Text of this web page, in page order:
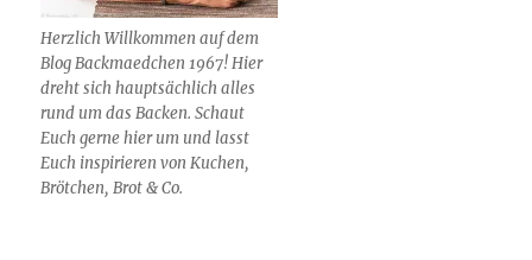
Herzlich Willkommen auf dem
Blog Backmaedchen 1967! Hier
dreht sich hauptsächlich alles
rund um das Backen. Schaut
Euch gerne hier um und lasst
Euch inspirieren von Kuchen,
Brötchen, Brot & Co.